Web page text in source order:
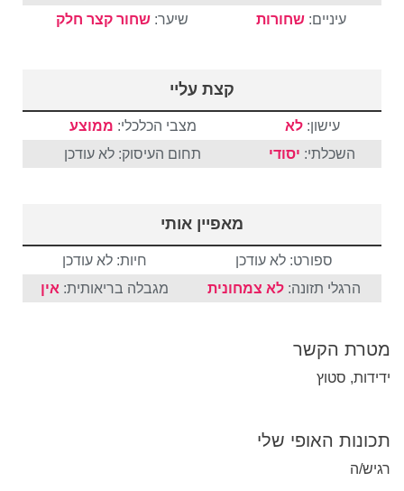
עיניים: שחורות שיער:שחור קצר חלק
קצת עליי
עישון:לא מצבי הכלכלי: ממוצע
השכלתי: יסודי תחום העיסוק: לא עודכן
מאפיין אותי
ספורט: לא עודכן
חיות: לא עודכן
הרגלי תזונה: לא צמחונית מגבלה בריאותית: אין
מטרת הקשר
ידידות, סטוץ
תכונות האופי שלי
רגיש/ה